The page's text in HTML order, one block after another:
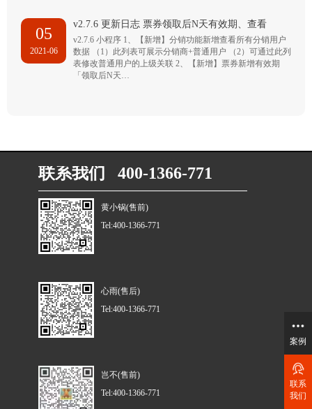
05
2021-06
v2.7.6 更新日志 票券领取后N天有效期、查看
v2.7.6 小程序 1、【新增】分销功能新增查看所有分销用户
数据 （1）此列表可展示分销商+普通用户 （2）可通过此列
表修改普通用户的上级关联 2、【新增】票券新增有效期
「领取后N天…
联系我们 400-1366-771
黄小锅(售前)
Tel:400-1366-771
心雨(售后)
Tel:400-1366-771
岂不(售前)
Tel:400-1366-771
案例
联系
我们